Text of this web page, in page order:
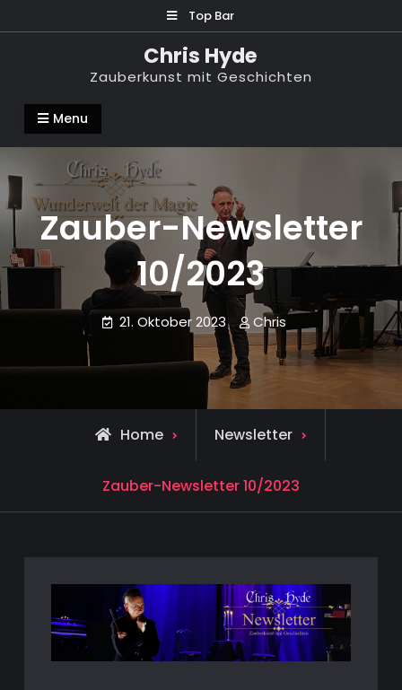
to
Top Bar
Chris Hyde
Zauberkunst mit Geschichten
Menu
Zauber-Newsletter
10/2023
21. Oktober 2023 Chris
Home Newsletter
Zauber-Newsletter 10/2023